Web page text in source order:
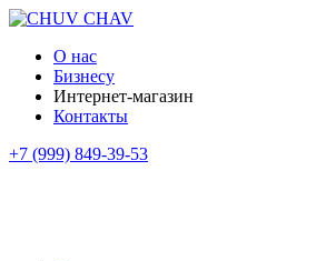
О нас
Бизнесу
Интернет-магазин
Контакты
+7 (999) 849-39-53